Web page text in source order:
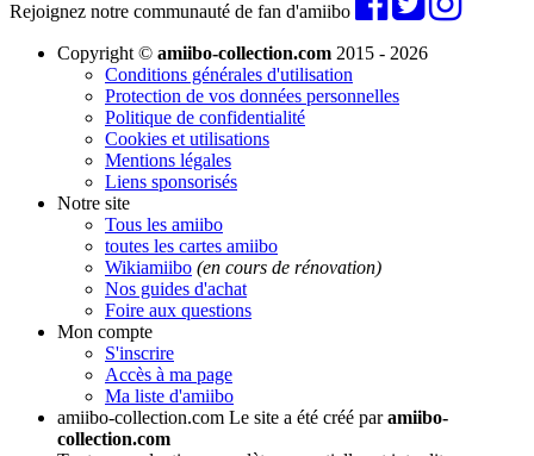
Rejoignez notre communauté de fan d'amiibo
Copyright © amiibo-collection.com 2015 - 2026
Conditions générales d'utilisation
Protection de vos données personnelles
Politique de confidentialité
Cookies et utilisations
Mentions légales
Liens sponsorisés
Notre site
Tous les amiibo
toutes les cartes amiibo
Wikiamiibo (en cours de rénovation)
Nos guides d'achat
Foire aux questions
Mon compte
S'inscrire
Accès à ma page
Ma liste d'amiibo
amiibo-collection.com Le site a été créé paramiibo-
collection.com